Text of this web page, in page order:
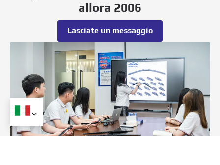
allora 2006
Lasciate un messaggio